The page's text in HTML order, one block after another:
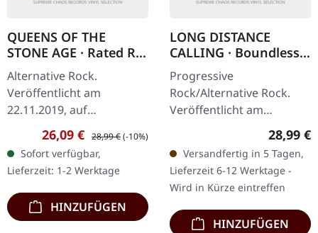
QUEENS OF THE
STONE AGE · Rated R |
BLUE COVER BLACK LP
Alternative Rock.
Veröffentlicht am
22.11.2019, auf
Interscope. Schwarzes
Vinyl im blauen Cover.
Dieses zweite Album der
Queens of the Stone
Age…
Verkaufspreis:
26,09 € Regulärer Preis:
28,99 €(-10%)
Sofort verfügbar,
Lieferzeit: 1-2 Werktage
HINZUFÜGEN
LONG DISTANCE
CALLING · Boundless |
TRANSPARENT BLUE
2LP
Progressive
Rock/Alternative Rock.
Veröffentlicht am
29.11.2024, auf Svart
Records. Transparent
Blaues Doppel-Vinyl im
Gatefold-Cover. Limitiert
auf…
28,99 €
Versandfertig in 5 Tagen,
Lieferzeit 6-12 Werktage -
Wird in Kürze eintreffen
HINZUFÜGEN